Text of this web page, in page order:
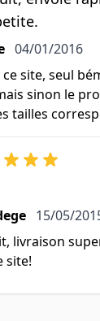
4 janvier 2016
04/01/2016
ce site, seul
sinon le
tailles
15 mai
15/05/
livraison
site!